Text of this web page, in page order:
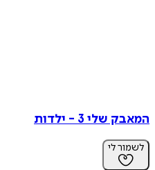
המאבק שלי 3 - ילדות
לשמור לי